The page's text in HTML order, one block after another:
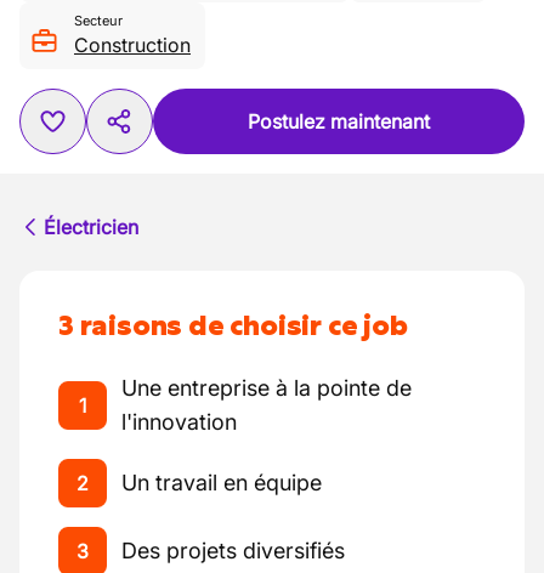
Secteur
Construction
Postulez maintenant
Électricien
3 raisons de choisir ce job
1
Une entreprise à la pointe de
l'innovation
2 Un travail en équipe
3 Des projets diversifiés